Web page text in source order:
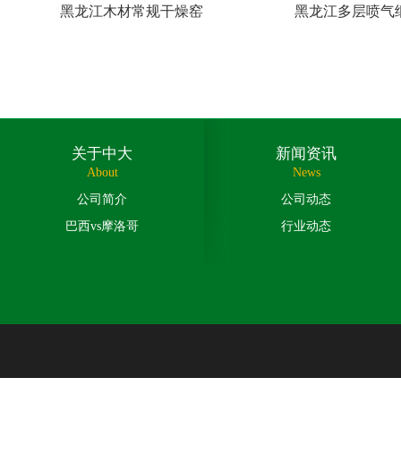
黑龙江木材常规干燥窑 黑龙江多层喷气
关于中大
About
公司简介
巴西vs摩洛哥
新闻资讯
News
公司动态
行业动态